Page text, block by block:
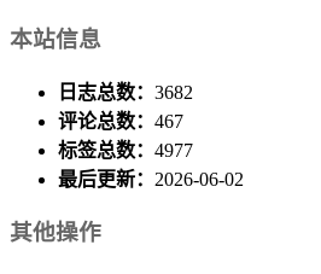
本站信息
日志总数： 3682
评论总数： 467
标签总数： 4977
最后更新： 2026-06-02
其他操作